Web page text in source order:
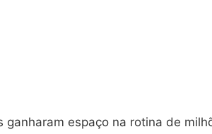
espaço na rotina de